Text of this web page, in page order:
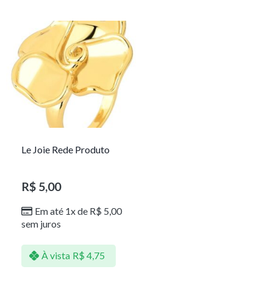
Le Joie Rede Produto
R$5,00
Em até 1x de R$ 5,00
sem juros
À vista R$ 4,75